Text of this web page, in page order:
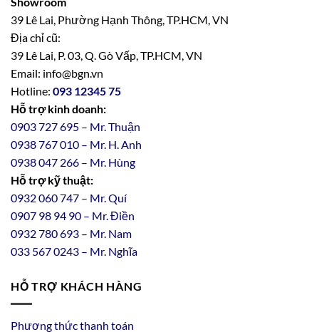
39 Lê Lai, Phường Hạnh Thông, TP.HCM, VN
Địa chỉ cũ:
39 Lê Lai, P. 03, Q. Gò Vấp, TP.HCM, VN
Email: info@bgn.vn
Hotline: 093 12345 75
Hỗ trợ kinh doanh:
0903 727 695 – Mr. Thuận
0938 767 010 – Mr. H. Anh
0938 047 266 – Mr. Hùng
Hỗ trợ kỹ thuật:
0932 060 747 – Mr. Quí
0907 98 94 90 – Mr. Điền
0932780693 – Mr. Nam
033 567 0243 – Mr. Nghĩa
HỖ TRỢ KHÁCH HÀNG
Phương thức thanh toán